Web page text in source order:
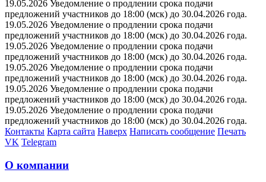
19.05.2026 Уведомление о продлении срока подачи
предложений участников до 18:00 (мск) до 30.04.2026 года.
19.05.2026 Уведомление о продлении срока подачи
предложений участников до 18:00 (мск) до 30.04.2026 года.
19.05.2026 Уведомление о продлении срока подачи
предложений участников до 18:00 (мск) до 30.04.2026 года.
19.05.2026 Уведомление о продлении срока подачи
предложений участников до 18:00 (мск) до 30.04.2026 года.
19.05.2026 Уведомление о продлении срока подачи
предложений участников до 18:00 (мск) до 30.04.2026 года.
19.05.2026 Уведомление о продлении срока подачи
предложений участников до 18:00 (мск) до 30.04.2026 года.
Контакты Карта сайта Наверх Написать сообщение Печать
VK Telegram
О компании